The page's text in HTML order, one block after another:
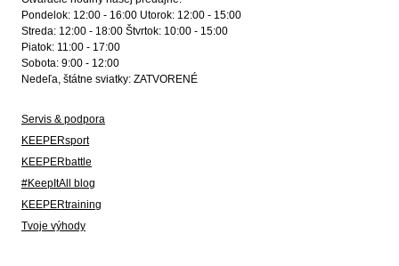
Pondelok: 12:00 - 16:00 Utorok: 12:00 - 15:00
Streda: 12:00 - 18:00 Štvrtok: 10:00 - 15:00
Piatok: 11:00 - 17:00
Sobota: 9:00 - 12:00
Nedeľa, štátne sviatky: ZATVORENÉ
Servis & podpora
KEEPERsport
KEEPERbattle
#KeepItAll blog
KEEPERtraining
Tvoje výhody